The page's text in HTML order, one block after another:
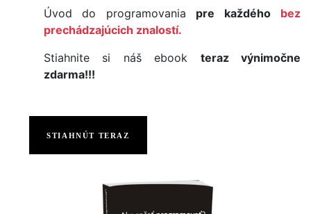
Úvod do programovania pre každého
bez
prechádzajúcich znalostí.
Stiahnite si náš ebook teraz výnimočne
zdarma!!!
STIAHNÚT TERAZ